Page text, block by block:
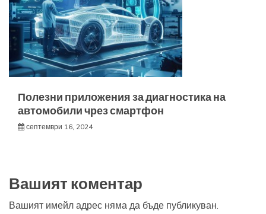
Полезни приложения за диагностика на
автомобили чрез смартфон
септември 16, 2024
Вашият коментар
Вашият имейл адрес няма да бъде публикуван.